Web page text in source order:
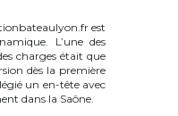
est
L’une des
charges était que
dès la première
un en-tête avec
dans la Saône.